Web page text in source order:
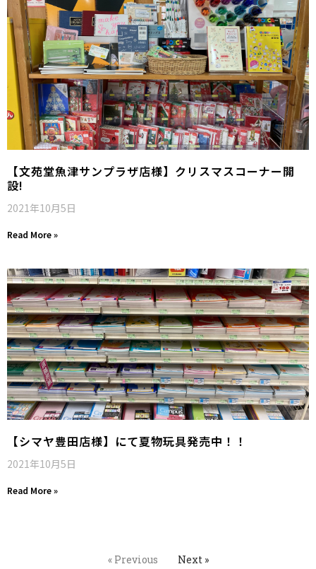
【文苑堂魚津サンプラザ店様】クリスマスコーナー開
設!
2021年10月5日
Read More »
【シマヤ豊田店様】にて夏物玩具発売中！！
2021年10月5日
Read More »
« Previous Next »